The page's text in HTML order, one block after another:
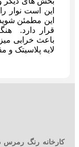
این است نوار
این مطمئن
قرار دارد.
باعث خرابی
لایه پلاسیتک و